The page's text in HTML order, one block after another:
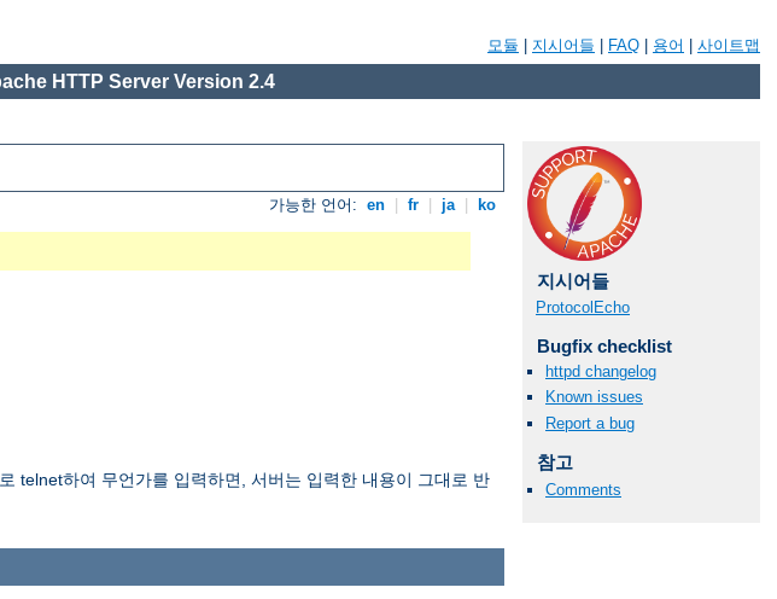
모듈 지시어들 FAQ 용어 사이트맵
HTTP Server Version 2.4
가능한 언어: en fr ja ko
telnet하여 무언가를 입력하면, 서버는 입력한 내용이 그대로 반
지시어들
ProtocolEcho
Bugfix checklist
httpd changelog
Known issues
Report a bug
참고
Comments